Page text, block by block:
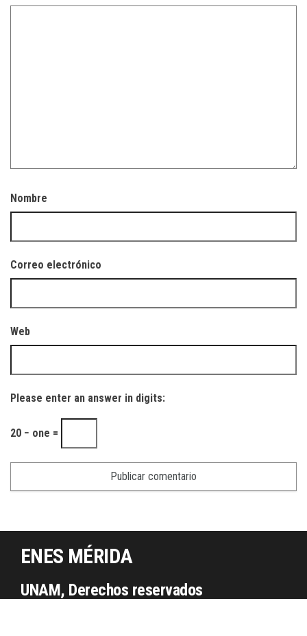
Nombre
Correo electrónico
Web
Please enter an answer in digits:
20 − one =
ENES MÉRIDA
UNAM, Derechos reservados